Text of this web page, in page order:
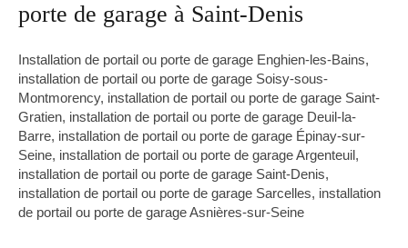
porte de garage à Saint-Denis
Installation de portail ou porte de garage Enghien-les-Bains,
installation de portail ou porte de garage Soisy-sous-
Montmorency, installation de portail ou porte de garage Saint-
Gratien, installation de portail ou porte de garage Deuil-la-
Barre, installation de portail ou porte de garage Épinay-sur-
Seine, installation de portail ou porte de garage Argenteuil,
installation de portail ou porte de garage Saint-Denis,
installation de portail ou porte de garage Sarcelles, installation
de portail ou porte de garage Asnières-sur-Seine